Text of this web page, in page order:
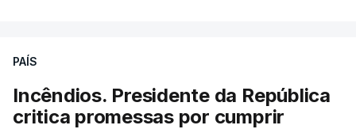
PAÍS
Incêndios. Presidente da República
critica promessas por cumprir